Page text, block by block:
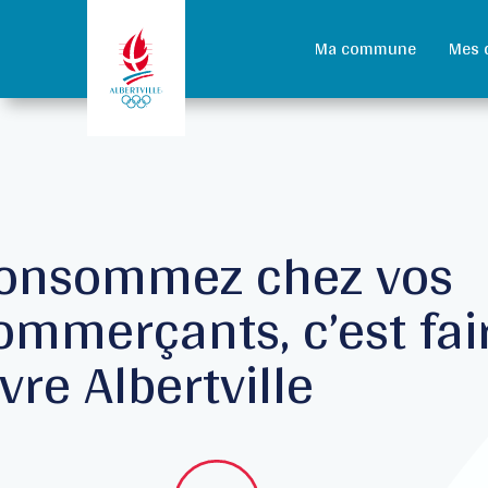
Ma commune Mes
chez vos
c’est
Albertville